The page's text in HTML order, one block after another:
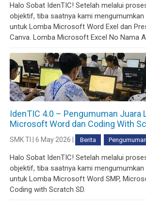
Halo Sobat IdenTIC! Setelah melalui
objektif, tiba saatnya kami mengumumkan
untuk Lomba Microsoft Word Exel dan
Canva. Lomba Microsoft Excel No Nama
IdenTIC 4.0 – Pengumuman Juara
Microsoft Word dan Coding With
SMK TI | 6 May 2026 | Berita Pengumuman
Halo Sobat IdenTIC! Setelah melalui
objektif, tiba saatnya kami mengumumkan
untuk Lomba Microsoft Word SMP,
Coding with Scratch SD.